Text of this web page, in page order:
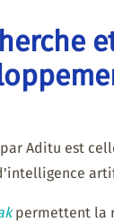
Aditu est
permettent la